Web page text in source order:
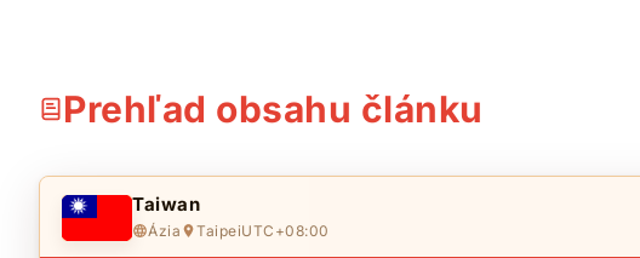
Prehľad obsahu článku
Taiwan
Ázia TaipeiUTC+08:00